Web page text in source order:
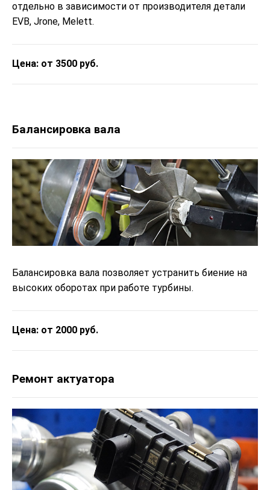
отдельно в зависимости от производителя детали
EVB, Jrone, Melett.
Цена: от 3500 руб.
Балансировка вала
Балансировка вала позволяет устранить биение на
высоких оборотах при работе турбины.
Цена: от 2000 руб.
Ремонт актуатора